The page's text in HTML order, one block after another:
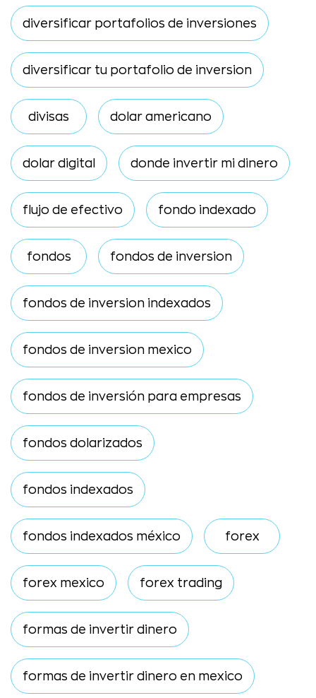
diversificar portafolios de inversiones
diversificar tu portafolio de inversion
divisas dolar americano
dolar digital donde invertir mi dinero
flujo de efectivo fondo indexado
fondos fondos de inversion
fondos de inversion indexados
fondos de inversion mexico
fondos de inversión para empresas
fondos dolarizados
fondos indexados
fondos indexados méxico forex
forex mexico forex trading
formas de invertir dinero
formas de invertir dinero en mexico